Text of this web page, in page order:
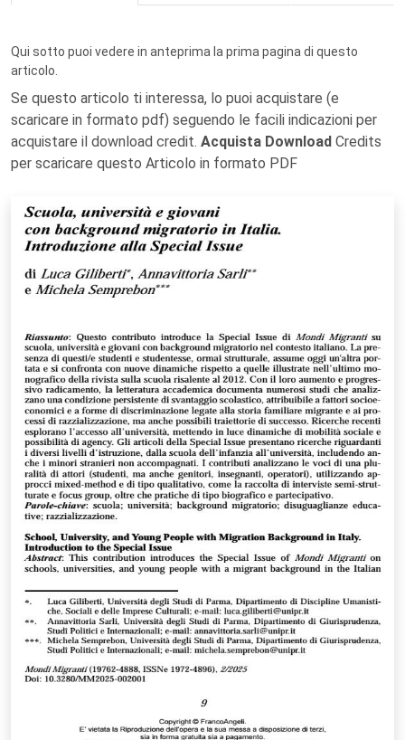
Qui sotto puoi vedere in anteprima la prima pagina di questo
articolo.
Se questo articolo ti interessa, lo puoi acquistare (e
scaricare in formato pdf) seguendo le facili indicazioni per
acquistare il download credit. Acquista Download Credits
per scaricare questo Articolo in formato PDF